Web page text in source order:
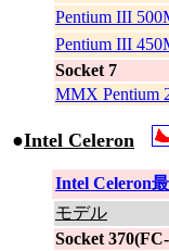
Pentium III
Pentium III
Socket 7
MMX Pentium
●Intel Celeron
Intel Celeron
モデル
Socket